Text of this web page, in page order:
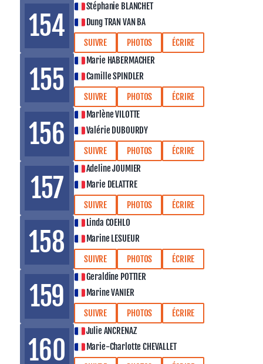
154
Stéphanie BLANCHET
Dung TRAN VAN BA
SUIVRE
PHOTOS ÉCRIRE
155
Marie HABERMACHER
Camille SPINDLER
SUIVRE
PHOTOS ÉCRIRE
156
Marlène VILOTTE
Valérie DUBOURDY
SUIVRE
PHOTOS ÉCRIRE
157
Adeline JOUMIER
Marie DELATTRE
SUIVRE
PHOTOS ÉCRIRE
158
Linda COEHLO
Marine LESUEUR
SUIVRE
PHOTOS ÉCRIRE
159
Geraldine POTTIER
Marine VANIER
SUIVRE
PHOTOS ÉCRIRE
160
Julie ANCRENAZ
Marie-Charlotte CHEVALLET